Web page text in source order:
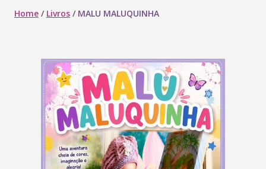
Home / Livros / MALU MALUQUINHA